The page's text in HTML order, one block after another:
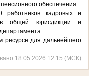
обеспечения.
работников кадровых и
общей юрисдикции и
ресурсе для дальнейшего
18.05.2026 12:15 (МСК)